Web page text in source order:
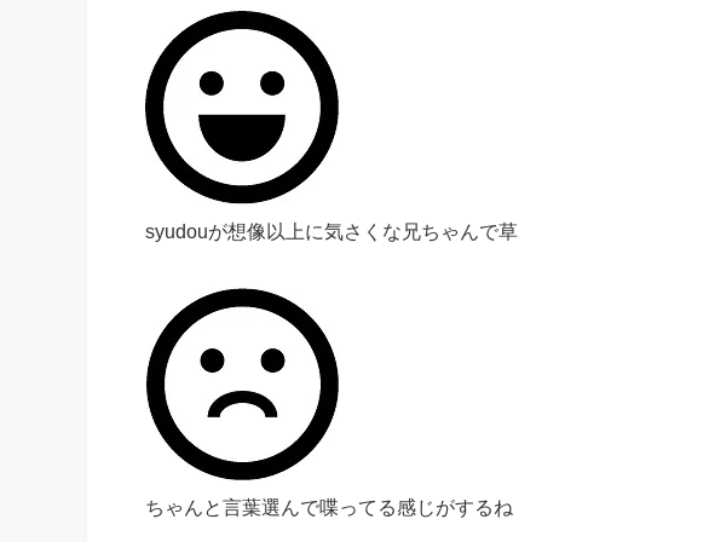
syudouが想像以上に気さくな兄ちゃんで草
ちゃんと言葉選んで喋ってる感じがするね